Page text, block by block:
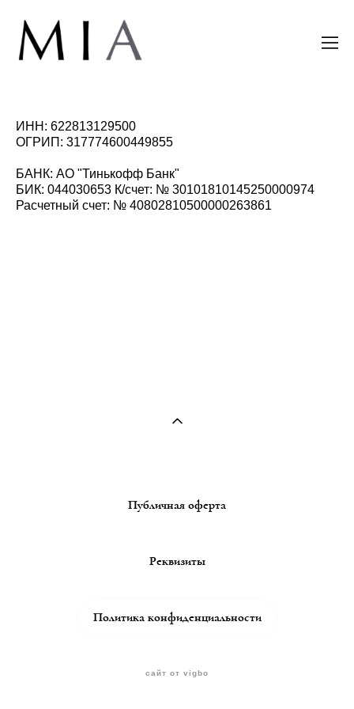
ИНН: 622813129500
ОГРИП: 317774600449855
БАНК: АО "Тинькофф Банк"
БИК: 044030653 К/счет: № 30101810145250000974
Расчетный счет: № 40802810500000263861
Публичная оферта
Реквизиты
Политика конфиденциальности
сайт от vigbo